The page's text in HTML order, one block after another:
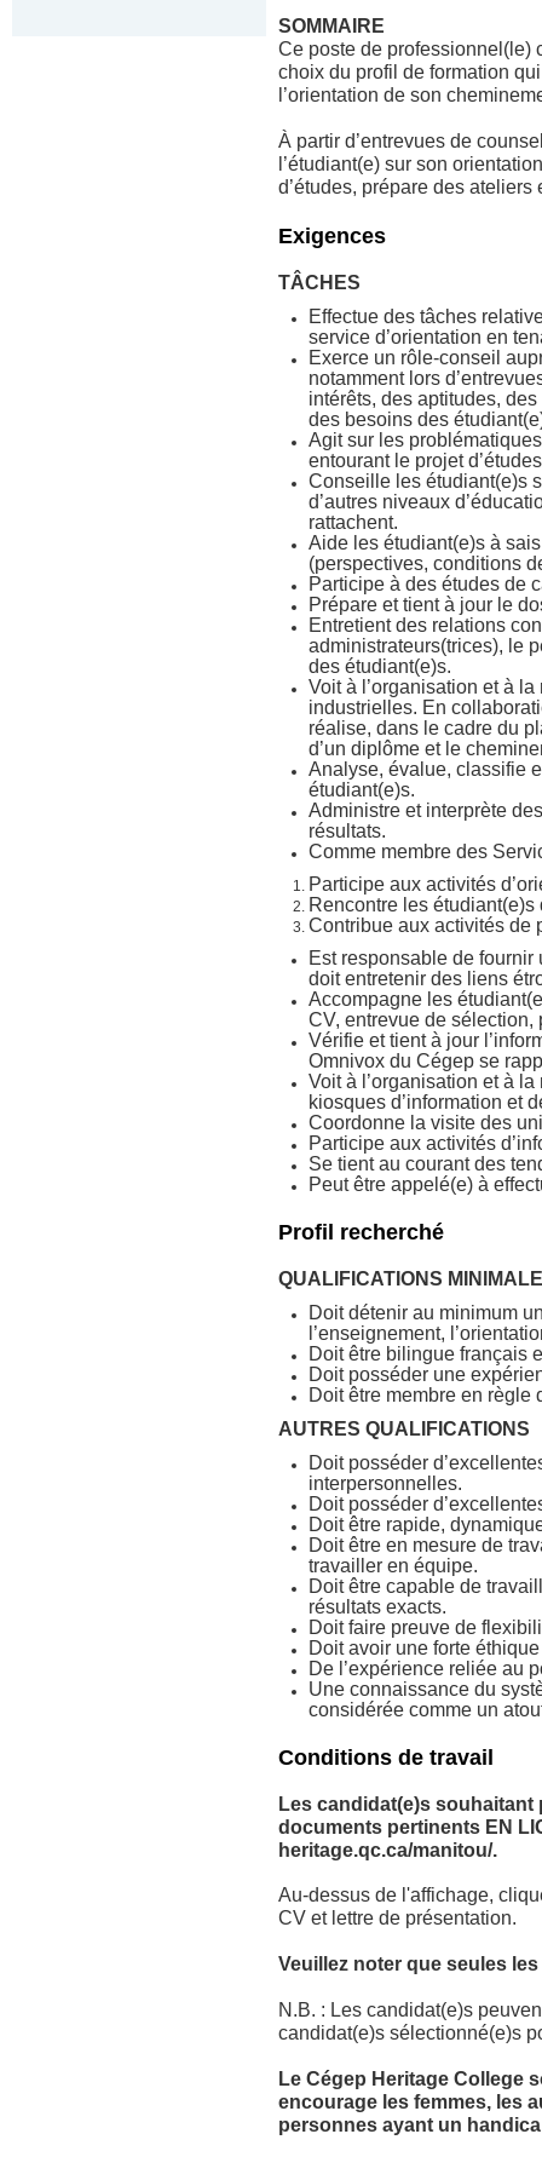
SOMMAIRE
Ce poste de professionnel(le)
choix du profil de formation
l’orientation de son
À partir d’entrevues de
l’étudiant(e) sur son
d’études, prépare des ateliers
Exigences
TÂCHES
Effectue des tâches
service d’orientation en
Exerce un rôle-conseil
notamment lors
intérêts, des aptitudes,
des besoins des
Agit sur les
entourant le projet
Conseille les étudiant(e)s
d’autres niveaux
rattachent.
Aide les étudiant(e)s à
(perspectives, conditions
Participe à des études de
Prépare et tient à jour le
Entretient des relations
administrateurs(trices), le
des étudiant(e)s.
Voit à l’organisation et à
industrielles. En
réalise, dans le cadre du
d’un diplôme et le
Analyse, évalue, classifie
étudiant(e)s.
Administre et interprète
résultats.
Comme membre des
Participe aux activités
Rencontre les
Contribue aux activités de
Est responsable de
doit entretenir des liens
Accompagne les
CV, entrevue de sélection,
Vérifie et tient à jour
Omnivox du Cégep se
Voit à l’organisation et à
kiosques d’information et
Coordonne la visite des
Participe aux activités
Se tient au courant des
Peut être appelé(e) à
Profil recherché
QUALIFICATIONS
Doit détenir au minimum
l’enseignement,
Doit être bilingue français
Doit posséder une
Doit être membre en règle
AUTRES QUALIFICATIONS
Doit posséder
interpersonnelles.
Doit posséder
Doit être rapide,
Doit être en mesure de
travailler en équipe.
Doit être capable de
résultats exacts.
Doit faire preuve de
Doit avoir une forte
De l’expérience reliée au
Une connaissance du
considérée comme un
Conditions de travail
Les candidat(e)s
documents pertinents EN
heritage.qc.ca/manitou/.
Au-dessus de l'affichage,
CV et lettre de présentation.
Veuillez noter que seules
N.B. : Les candidat(e)s
candidat(e)s sélectionné(e)s
Le Cégep Heritage College
encourage les femmes, les
personnes ayant un